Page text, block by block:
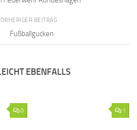
BEITRAG
Fußballgucken
EBENFALLS
0 1